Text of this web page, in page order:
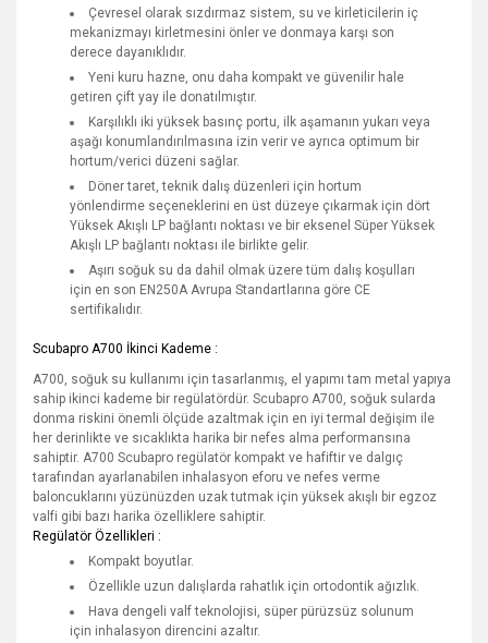
Çevresel olarak sızdırmaz sistem, su ve kirleticilerin iç
mekanizmayı kirletmesini önler ve donmaya karşı son
derece dayanıklıdır.
Yeni kuru hazne, onu daha kompakt ve güvenilir hale
getiren çift yay ile donatılmıştır.
Karşılıklı iki yüksek basınç portu, ilk aşamanın yukarı veya
aşağı konumlandırılmasına izin verir ve ayrıca optimum bir
hortum/verici düzeni sağlar.
Döner taret, teknik dalış düzenleri için hortum
yönlendirme seçeneklerini en üst düzeye çıkarmak için dört
Yüksek Akışlı LP bağlantı noktası ve bir eksenel Süper Yüksek
Akışlı LP bağlantı noktası ile birlikte gelir.
Aşırı soğuk su da dahil olmak üzere tüm dalış koşulları
için en son EN250A Avrupa Standartlarına göre CE
sertifikalıdır.
Scubapro A700 İkinci Kademe :
A700, soğuk su kullanımı için tasarlanmış, el yapımı tam metal yapıya
sahip ikinci kademe bir regülatördür. Scubapro A700, soğuk sularda
donma riskini önemli ölçüde azaltmak için en iyi termal değişim ile
her derinlikte ve sıcaklıkta harika bir nefes alma performansına
sahiptir. A700 Scubapro regülatör kompakt ve hafiftir ve dalgıç
tarafından ayarlanabilen inhalasyon eforu ve nefes verme
baloncuklarını yüzünüzden uzak tutmak için yüksek akışlı bir egzoz
valfi gibi bazı harika özelliklere sahiptir.
Regülatör Özellikleri :
Kompakt boyutlar.
Özellikle uzun dalışlarda rahatlık için ortodontik ağızlık.
Hava dengeli valf teknolojisi, süper pürüzsüz solunum
için inhalasyon direncini azaltır.